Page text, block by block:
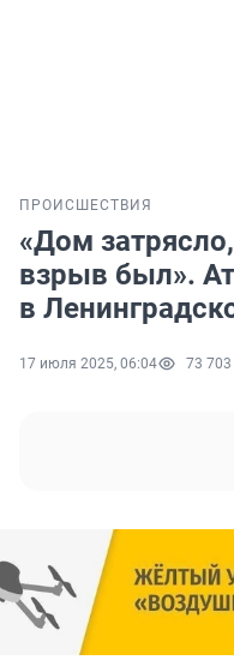
ПРОИСШЕСТВИЯ
«Дом
взрыв был».
в
17 июля 2025, 06:04 73 703